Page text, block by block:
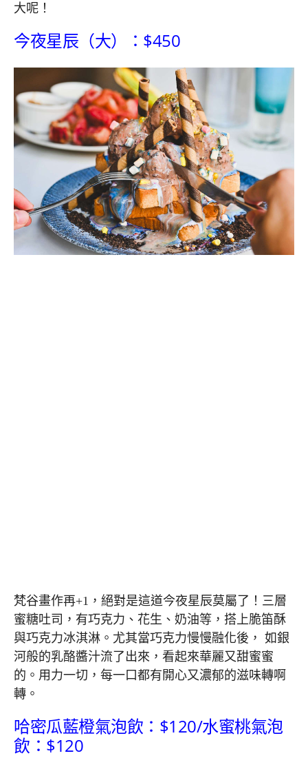
大呢！
今夜星辰（大）：$450
梵谷畫作再+1，絕對是這道今夜星辰莫屬了！三層
蜜糖吐司，有巧克力、花生、奶油等，搭上脆笛酥
與巧克力冰淇淋。尤其當巧克力慢慢融化後， 如銀
河般的乳酪醬汁流了出來，看起來華麗又甜蜜蜜
的。用力一切，每一口都有開心又濃郁的滋味轉啊
轉。
哈密瓜藍橙氣泡飲：$120/水蜜桃氣泡
飲：$120